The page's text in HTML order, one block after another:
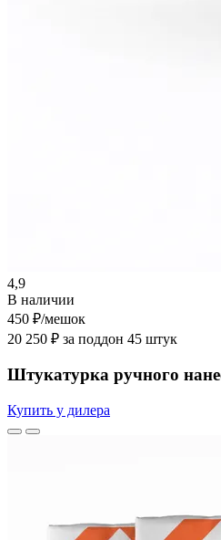
4,9
В наличии
450 ₽/мешок
20 250 ₽ за поддон 45 штук
Штукатурка ручного
Купить у дилера